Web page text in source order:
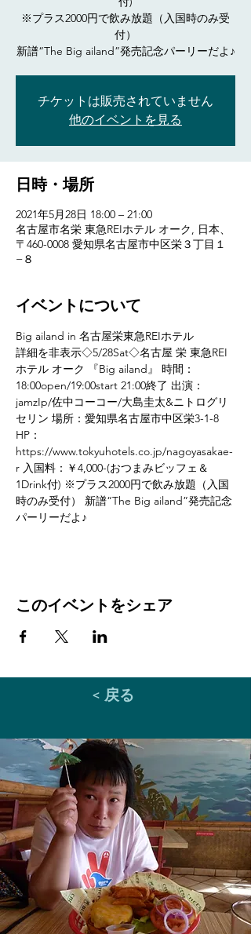
※プラス2000円で飲み放題（入国時のみ受
付）
新譜“The Big ailand”発売記念パーリーだよ♪
チケットは販売されていません
他のイベントを見る
日時・場所
2021年5月28日 18:00 – 21:00
名古屋市名栄 東急REIホテル オーク, 日本、
〒460-0008 愛知県名古屋市中区栄３丁目１
−８
イベントについて
Big ailand in 名古屋栄東急REIホテル
詳細を非表示◇5/28Sat◇名古屋 栄 東急REI
ホテル オーク 『Big ailand』 時間：
18:00open/19:00start 21:00終了 出演：
jamzIp/佐中コーコー/大島圭太&ニトログリ
セリン 場所：愛知県名古屋市中区栄3-1-8
HP：
https://www.tokyuhotels.co.jp/nagoyasakae-
r 入国料：￥4,000-(おつまみビッフェ＆
1Drink付) ※プラス2000円で飲み放題（入国
時のみ受付） 新譜“The Big ailand”発売記念
パーリーだよ♪
このイベントをシェア
< 戻る